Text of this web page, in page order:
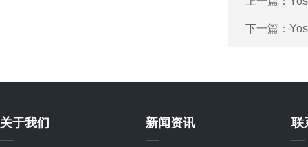
下一篇：
关于我们 新闻资讯 联